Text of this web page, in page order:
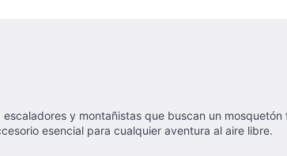
escaladores y montañistas que buscan un
esencial para cualquier aventura al aire libre.